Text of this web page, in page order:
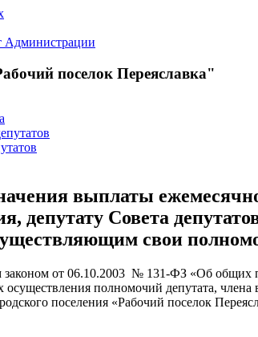
Администрации
поселок Переяславка"
выплаты
депутату Совета
свои
от 06.10.2003 № 131-ФЗ «Об общих
полномочий депутата,
поселения «Рабочий поселок